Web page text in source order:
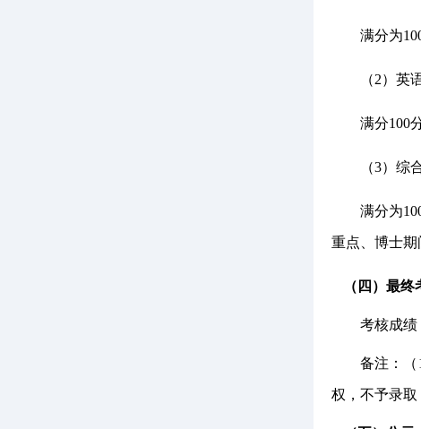
满分为
（2）英
满分100
（3）综
满分为
重点、博士期
（四）最
考核成绩
备注：（
权，不予录取